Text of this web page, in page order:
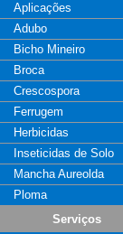
Aplicações
Adubo
Bicho Mineiro
Broca
Crescospora
Ferrugem
Herbicidas
Inseticidas de Solo
Mancha Aureolda
Ploma
Serviços